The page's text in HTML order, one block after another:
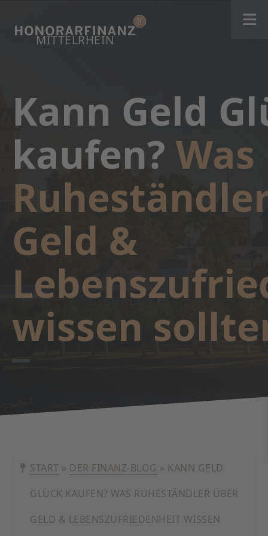
Kann Geld
kaufen? Was
Geld &
wissen
START » DER FINANZ-BLOG » KANN GELD
GLÜCK KAUFEN? WAS RUHESTÄNDLER ÜBER
GELD & LEBENSZUFRIEDENHEIT WISSEN